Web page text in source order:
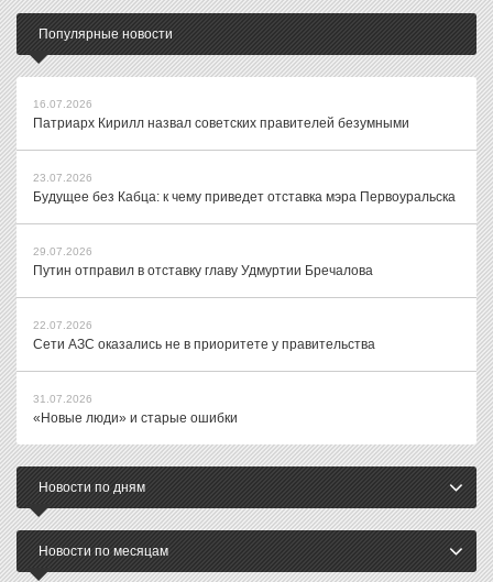
Популярные новости
16.07.2026
Патриарх Кирилл назвал советских правителей безумными
23.07.2026
Будущее без Кабца: к чему приведет отставка мэра Первоуральска
29.07.2026
Путин отправил в отставку главу Удмуртии Бречалова
22.07.2026
Сети АЗС оказались не в приоритете у правительства
31.07.2026
«Новые люди» и старые ошибки
Новости по дням
Новости по месяцам